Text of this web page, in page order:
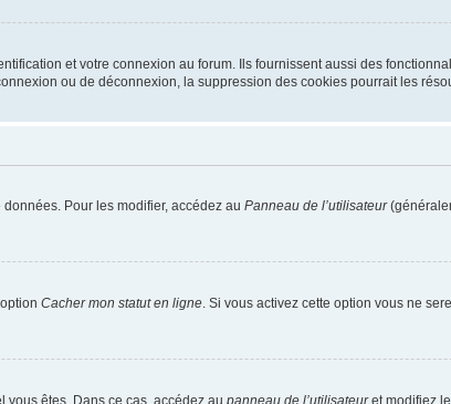
et votre connexion au forum. Ils fournissent aussi des
ou de déconnexion, la suppression des cookies pourrait les
Pour les modifier, accédez au Panneau de l’utilisateur
Cacher mon statut en ligne. Si vous activez cette option vous ne
vous êtes. Dans ce cas, accédez au panneau de l’utilisateuret modifiez